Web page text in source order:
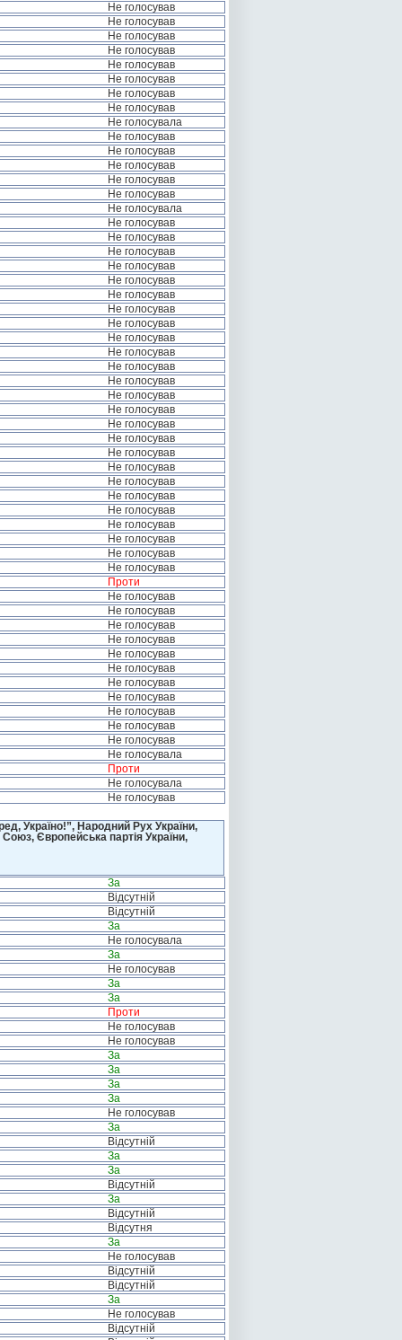
Не голосував
Не голосував
Не голосував
Не голосував
Не голосував
Не голосував
Не голосував
Не голосував
Не голосувала
Не голосував
Не голосував
Не голосував
Не голосував
Не голосував
Не голосувала
Не голосував
Не голосував
Не голосував
Не голосував
Не голосував
Не голосував
Не голосував
Не голосував
Не голосував
Не голосував
Не голосував
Не голосував
Не голосував
Не голосував
Не голосував
Не голосував
Не голосував
Не голосував
Не голосував
Не голосував
Не голосував
Не голосував
Не голосував
Не голосував
Не голосував
Проти
Не голосував
Не голосував
Не голосував
Не голосував
Не голосував
Не голосував
Не голосував
Не голосував
Не голосував
Не голосував
Не голосував
Не голосувала
Проти
Не голосувала
Не голосував
Україно!”, Народний Рух України,
Європейська партія України,
За
Відсутній
Відсутній
За
Не голосувала
За
Не голосував
За
За
Проти
Не голосував
Не голосував
За
За
За
За
Не голосував
За
Відсутній
За
За
Відсутній
За
Відсутній
Відсутня
За
Не голосував
Відсутній
Відсутній
За
Не голосував
Відсутній